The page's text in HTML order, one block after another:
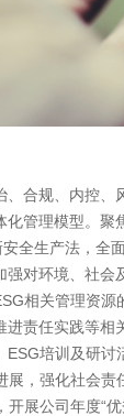
、合规、内控、
化管理模型。聚
安全生产法，全
强对环境、社会
相关管理资源
进责任实践等相
ESG培训及研讨
展，强化社会责
展公司年度“